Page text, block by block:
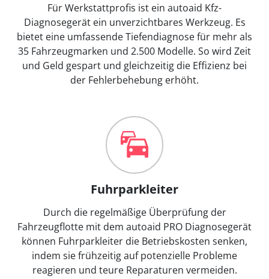
Für Werkstattprofis ist ein autoaid Kfz-
Diagnosegerät ein unverzichtbares Werkzeug. Es
bietet eine umfassende Tiefendiagnose für mehr als
35 Fahrzeugmarken und 2.500 Modelle. So wird Zeit
und Geld gespart und gleichzeitig die Effizienz bei
der Fehlerbehebung erhöht.
Fuhrparkleiter
Durch die regelmäßige Überprüfung der
Fahrzeugflotte mit dem autoaid PRO Diagnosegerät
können Fuhrparkleiter die Betriebskosten senken,
indem sie frühzeitig auf potenzielle Probleme
reagieren und teure Reparaturen vermeiden.